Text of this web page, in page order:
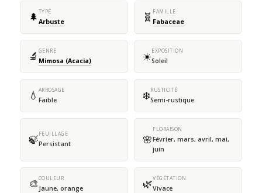
🌲 TYPE
Arbuste 🧬 FAMILLE
Fabaceae
🔬 GENRE
Mimosa (Acacia) ☀️EXPOSITION
Soleil
💧 ARROSAGE
Faible ❄️RUSTICITÉ
Semi-rustique
🍃FEUILLAGE
Persistant 🌸
FLORAISON
Février, mars, avril, mai,
juin
🎨COULEUR
Jaune, orange 🌿VÉGÉTATION
Vivace